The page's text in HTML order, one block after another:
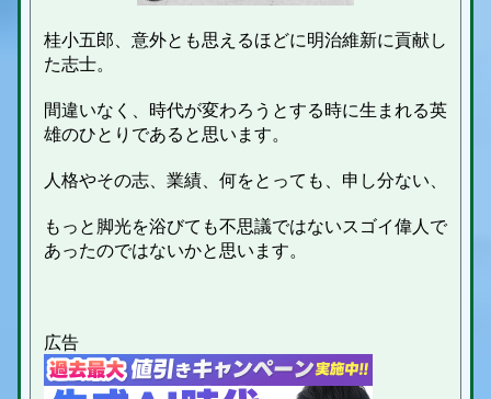
桂小五郎、意外とも思えるほどに明治維新に貢献し
た志士。
間違いなく、時代が変わろうとする時に生まれる英
雄のひとりであると思います。
人格やその志、業績、何をとっても、申し分ない、
もっと脚光を浴びても不思議ではないスゴイ偉人で
あったのではないかと思います。